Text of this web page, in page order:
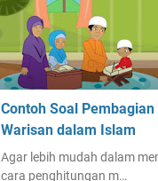
Contoh Soal
Warisan dalam Islam
Agar lebih mudah dalam
cara penghitungan m…